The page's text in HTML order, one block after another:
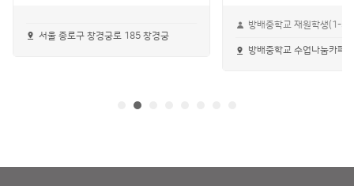
서울 종로구 창경궁로 185 창경궁
방배중학교 재원학생(1-3
방배중학교 수업나눔카페